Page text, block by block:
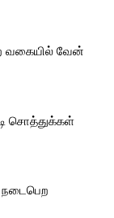
வகையில் வேன்
சொத்துக்கள்
நடைபெற